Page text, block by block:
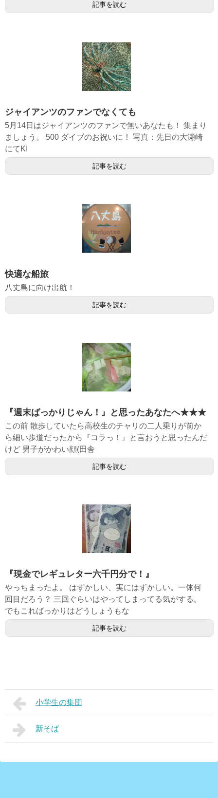
記事を読む
ジャイアンツのファンでなくても
5月14日はジャイアンツのファンで無いあなたも！ 集まり
ましょう。 500 ダイブのお祝いに！ 写真：先日の大瀬崎
にてKI
記事を読む
快適な船旅
八丈島に向け出航！
記事を読む
『週末ばっかりじゃん！』と思ったあなたへ★★★
この前 散歩していたら高校生のチャリの二人乗りが前か
ら細い歩道だったから『コラっ！』と言おうと思ったんだ
けど 男子がかわい顔(田舎
記事を読む
『現金でレギュレター六千円分で！』
やっちまったよ。 はずかしい、実にはずかしい。一体何
回目だろう？ 三回ぐらいはやってしまってる気がする。
でもこればっかりはどうしょうもな
記事を読む
小学生の集団
新そば